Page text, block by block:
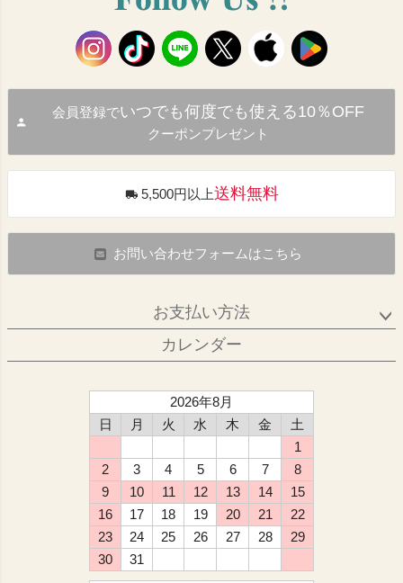
会員登録でいつでも何度でも使える10％OFF
クーポンプレゼント
5,500円以上送料無料
お問い合わせフォームはこちら
お支払い方法
カレンダー
2026年8月
日
月 火 水 木 金
土
1
2
3 4 5 6 7
8
9
10 11 12 13 14
15
16
17 18 19 20 21
22
23
24 25 26 27 28
29
30
31